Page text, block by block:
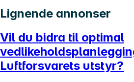
Lignende annonser
Vil du bidra til optimal
Luftforsvarets utstyr?